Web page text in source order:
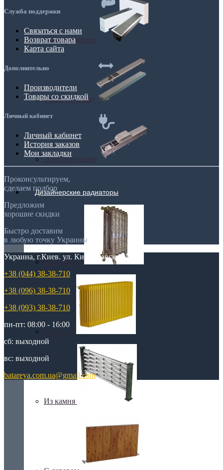
Самые мощные
Узкие (200 мм)
Электрические
Дизайнерские радиаторы
Retro стиль
Из камня
Служба поддержки
Связаться с нами
Возврат товара
Карта сайта
Дополнительно
Производители
Товары со скидкой
Личный кабинет
Личный кабинет
История заказов
Мои закладки
Проконсультируем,
сделаем подбор
Предложим
хорошие скидки
Быстро доставим
в любую точку Украины
Украина, г.Киев. ул. Кирилловская,160А
+38 (044) 38-38-710
+38 (096) 38-38-710
+38 (093) 38-38-710
пн-пт: 08:00 - 16:00
сб: выходной
вс: выходной
batareya.com.ua@gmail.com